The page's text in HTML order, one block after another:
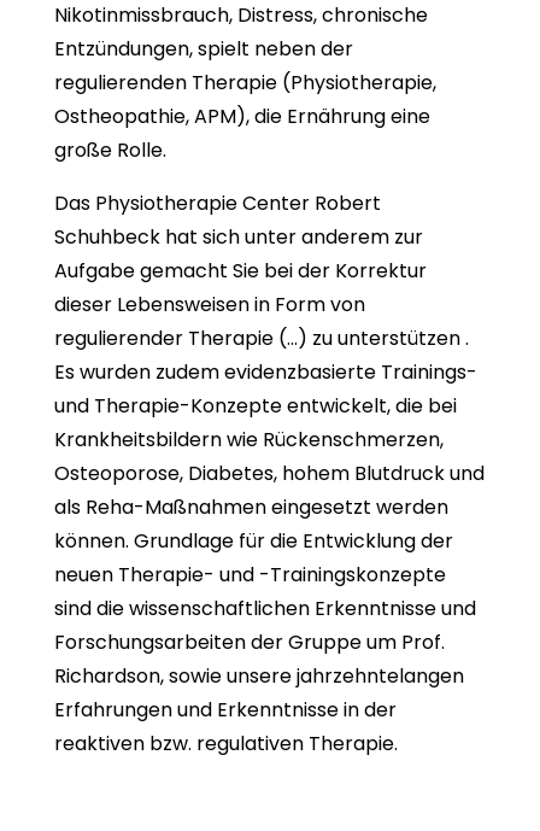
Nikotinmissbrauch, Distress, chronische
Entzündungen, spielt neben der
regulierenden Therapie (Physiotherapie,
Ostheopathie, APM), die Ernährung eine
große Rolle.
Das Physiotherapie Center Robert
Schuhbeck hat sich unter anderem zur
Aufgabe gemacht Sie bei der Korrektur
dieser Lebensweisen in Form von
regulierender Therapie (…) zu unterstützen .
Es wurden zudem evidenzbasierte Trainings-
und Therapie-Konzepte entwickelt, die bei
Krankheitsbildern wie Rückenschmerzen,
Osteoporose, Diabetes, hohem Blutdruck und
als Reha-Maßnahmen eingesetzt werden
können. Grundlage für die Entwicklung der
neuen Therapie- und -Trainingskonzepte
sind die wissenschaftlichen Erkenntnisse und
Forschungsarbeiten der Gruppe um Prof.
Richardson, sowie unsere jahrzehntelangen
Erfahrungen und Erkenntnisse in der
reaktiven bzw. regulativen Therapie.